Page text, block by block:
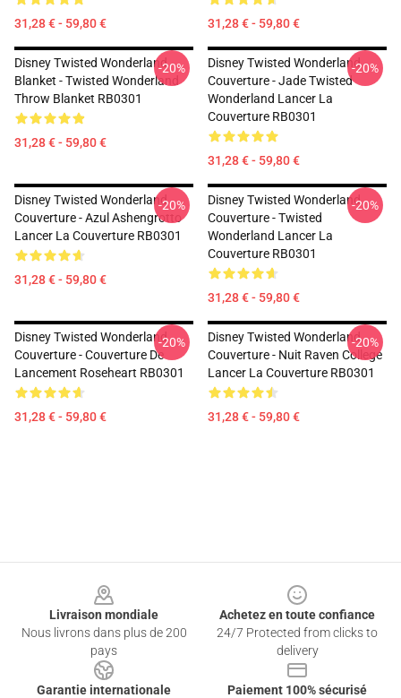
31,28 € - 59,80 € 31,28 € - 59,80 €
Disney Twisted Wonderland
Blanket - Twisted Wonderland
Throw Blanket RB0301
31,28 € - 59,80 €
-20%
Disney Twisted Wonderland
Couverture - Jade Twisted
Wonderland Lancer La
Couverture RB0301
31,28 € - 59,80 €
-20%
Disney Twisted Wonderland
Couverture - Azul Ashengrotto
Lancer La Couverture RB0301
31,28 € - 59,80 €
-20%
Disney Twisted Wonderland
Couverture - Twisted
Wonderland Lancer La
Couverture RB0301
31,28 € - 59,80 €
-20%
Disney Twisted Wonderland
Couverture - Couverture De
Lancement Roseheart RB0301
31,28 € - 59,80 €
-20%
Disney Twisted Wonderland
Couverture - Nuit Raven College
Lancer La Couverture RB0301
31,28 € - 59,80 €
-20%
Livraison mondiale
Nous livrons dans plus de 200
pays
Achetez en toute confiance
24/7 Protected from clicks to
delivery
Garantie internationale
Paiement 100% sécurisé